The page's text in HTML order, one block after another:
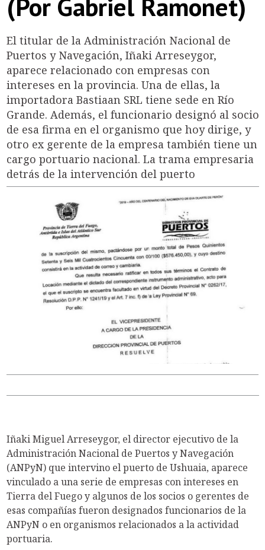
El titular de la Administración Nacional de
Puertos y Navegación, Iñaki Arreseygor,
aparece relacionado con empresas con
intereses en la provincia. Una de ellas, la
importadora Bastiaan SRL tiene sede en Río
Grande. Además, el funcionario designó al socio
de esa firma en el organismo que hoy dirige, y
otro ex gerente de la empresa también tiene un
cargo portuario nacional. La trama empresaria
detrás de la intervención del puerto
Iñaki Miguel Arreseygor, el director ejecutivo de la
Administración Nacional de Puertos y Navegación
(ANPyN) que intervino el puerto de Ushuaia, aparece
vinculado a una serie de empresas con intereses en
Tierra del Fuego y algunos de los socios o gerentes de
esas compañías fueron designados funcionarios de la
ANPyN o en organismos relacionados a la actividad
portuaria.